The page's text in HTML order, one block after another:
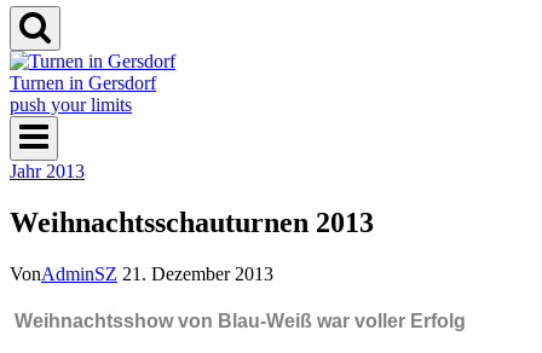
Turnen in Gersdorf
push your limits
Jahr 2013
Weihnachtsschauturnen 2013
VonAdminSZ 21. Dezember 2013
Weihnachtsshow von Blau-Weiß war voller Erfolg